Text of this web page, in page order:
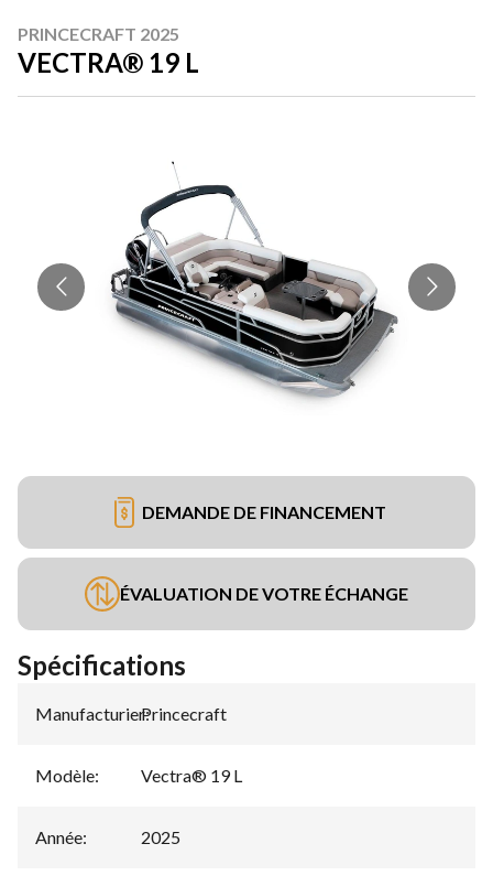
PRINCECRAFT 2025
VECTRA® 19 L
DEMANDE DE FINANCEMENT
ÉVALUATION DE VOTRE ÉCHANGE
Spécifications
Manufacturier:
Princecraft
Modèle: Vectra® 19 L
Année: 2025